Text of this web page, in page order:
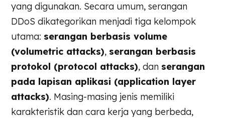
yang digunakan. Secara umum, serangan
DDoS dikategorikan menjadi tiga kelompok
utama: serangan berbasis volume
(volumetric attacks), serangan berbasis
protokol (protocol attacks), dan serangan
pada lapisan aplikasi (application layer
attacks). Masing-masing jenis memiliki
karakteristik dan cara kerja yang berbeda,